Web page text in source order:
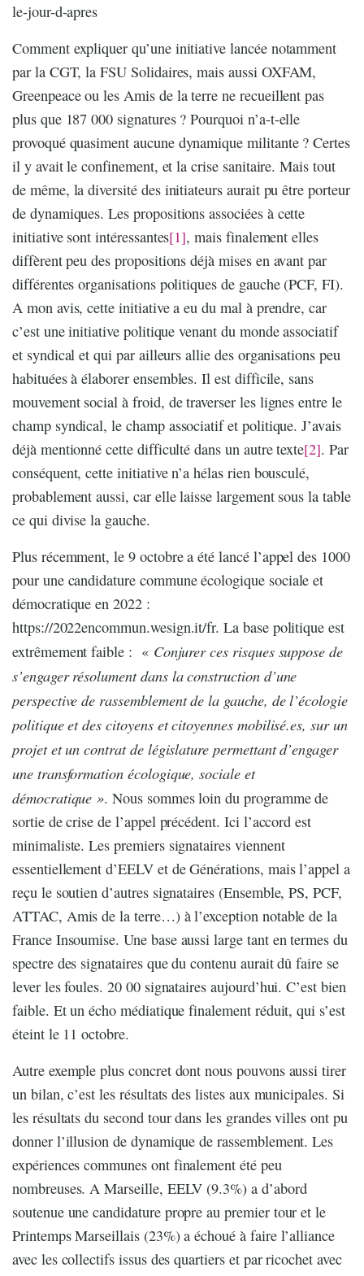
le-jour-d-apres
Comment expliquer qu’une initiative lancée notamment
par la CGT, la FSU Solidaires, mais aussi OXFAM,
Greenpeace ou les Amis de la terre ne recueillent pas
plus que 187 000 signatures ? Pourquoi n’a-t-elle
provoqué quasiment aucune dynamique militante ? Certes
il y avait le confinement, et la crise sanitaire. Mais tout
de même, la diversité des initiateurs aurait pu être porteur
de dynamiques. Les propositions associées à cette
initiative sont intéressantes[1], mais finalement elles
diffèrent peu des propositions déjà mises en avant par
différentes organisations politiques de gauche (PCF, FI).
A mon avis, cette initiative a eu du mal à prendre, car
c’est une initiative politique venant du monde associatif
et syndical et qui par ailleurs allie des organisations peu
habituées à élaborer ensembles. Il est difficile, sans
mouvement social à froid, de traverser les lignes entre le
champ syndical, le champ associatif et politique. J’avais
déjà mentionné cette difficulté dans un autre texte[2]. Par
conséquent, cette initiative n’a hélas rien bousculé,
probablement aussi, car elle laisse largement sous la table
ce qui divise la gauche.
Plus récemment, le 9 octobre a été lancé l’appel des 1000
pour une candidature commune écologique sociale et
démocratique en 2022 :
https://2022encommun.wesign.it/fr. La base politique est
extrêmement faible : « Conjurer ces risques suppose de
s’engager résolument dans la construction d’une
perspective de rassemblement de la gauche, de l’écologie
politique et des citoyens et citoyennes mobilisé.es, sur un
projet et un contrat de législature permettant d’engager
une transformation écologique, sociale et
démocratique ». Nous sommes loin du programme de
sortie de crise de l’appel précédent. Ici l’accord est
minimaliste. Les premiers signataires viennent
essentiellement d’EELV et de Générations, mais l’appel a
reçu le soutien d’autres signataires (Ensemble, PS, PCF,
ATTAC, Amis de la terre…) à l’exception notable de la
France Insoumise. Une base aussi large tant en termes du
spectre des signataires que du contenu aurait dû faire se
lever les foules. 20 00 signataires aujourd’hui. C’est bien
faible. Et un écho médiatique finalement réduit, qui s’est
éteint le 11 octobre.
Autre exemple plus concret dont nous pouvons aussi tirer
un bilan, c’est les résultats des listes aux municipales. Si
les résultats du second tour dans les grandes villes ont pu
donner l’illusion de dynamique de rassemblement. Les
expériences communes ont finalement été peu
nombreuses. A Marseille, EELV (9.3%) a d’abord
soutenue une candidature propre au premier tour et le
Printemps Marseillais (23%) a échoué à faire l’alliance
avec les collectifs issus des quartiers et par ricochet avec